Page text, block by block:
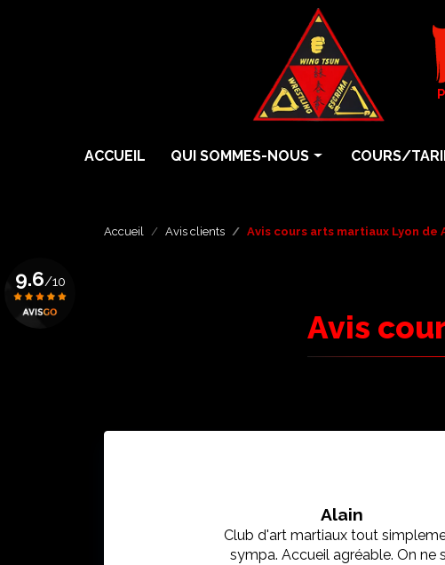
ACCUEIL
QUI SOMMES-NOUS
Écoles
COURS/
Cours
Krav Maga
9.6/10
Accueil Avis clients Avis cours arts martiaux Lyon de
Avis
Alain
Club d'art martiaux tout
sympa. Accueil agréable. On ne